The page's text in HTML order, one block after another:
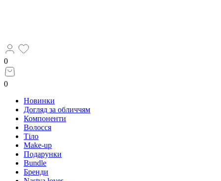
0
0
Новинки
Догляд за обличчям
Компоненти
Волосся
Тіло
Make-up
Подарунки
Bundle
Бренди